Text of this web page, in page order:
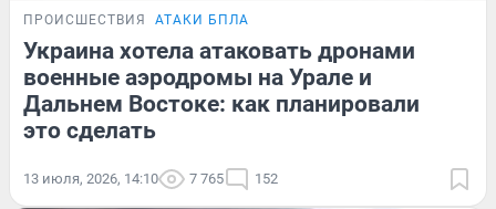
ПРОИСШЕСТВИЯ АТАКИ БПЛА
Украина хотела атаковать дронами
военные аэродромы на Урале и
Дальнем Востоке: как планировали
это сделать
13 июля, 2026, 14:10 7 765 152